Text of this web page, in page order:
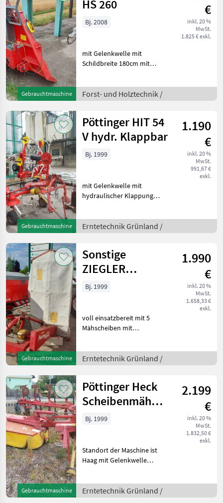
Gebrauchtmaschine
HS 260
€
inkl. 20 %
MwSt.
1.825 € exkl.
Bj. 2008
mit Gelenkwelle mit
Schildbreite 180cm mit
Umlenkrolle Preis inkl. 13%
Forst- und Holztechnik
Forst- und Holztechnik /
Gebrauchtmaschine
Pöttinger HIT 54
V hydr. Klappbar
1.190
€
inkl. 20 %
MwSt.
991,67 €
exkl.
Bj. 1999
mit Gelenkwelle mit
hydraulischer Klappung
Schwenkbock Baujahr nicht
bekannt Preis inkl. 13%
Kreis
Erntetechnik Grünland /
Gebrauchtmaschine
Sonstige
ZIEGLER
Heckmähwerk
1.990
€
inkl. 20 %
MwSt.
1.658,33 €
exkl.
Bj. 1999
voll einsatzbereit mit 5
Mähscheiben mit
inkl.13% Erntetechnik
Grünland Mähwerke
Erntetechnik Grünland /
Gebrauchtmaschine
Pöttinger Heck
Scheibenmähwerk
CAT 250 Nova
2.199
€
inkl. 20 %
MwSt.
1.832,50 €
exkl.
Bj. 1999
Standort der Maschine ist
Haag mit Gelenkwelle
Erntetechnik Grünland /